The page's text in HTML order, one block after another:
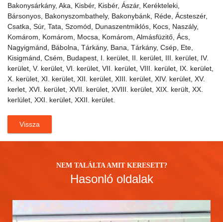
Bakonysárkány, Aka, Kisbér, Kisbér, Ászár, Kerékteleki,
Bársonyos, Bakonyszombathely, Bakonybánk, Réde, Ácsteszér,
Csatka, Súr, Tata, Szomód, Dunaszentmiklós, Kocs, Naszály,
Komárom, Komárom, Mocsa, Komárom, Almásfüzitő, Ács,
Nagyigmánd, Bábolna, Tárkány, Bana, Tárkány, Csép, Ete,
Kisigmánd, Csém, Budapest, I. kerület, II. kerület, III. kerület, IV.
kerület, V. kerület, VI. kerület, VII. kerület, VIII. kerület, IX. kerület,
X. kerület, XI. kerület, XII. kerület, XIII. kerület, XIV. kerület, XV.
kerlet, XVI. kerület, XVII. kerület, XVIII. kerület, XIX. került, XX.
kerlület, XXI. kerület, XXII. kerület.
Vissza
NEM TALÁLTA AMIT KERESETT?
Hasonló oldalak